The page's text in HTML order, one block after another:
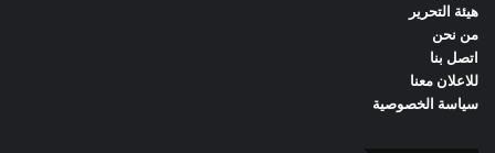
هيئة التحرير
من نحن
اتصل بنا
للاعلان معنا
سياسة الخصوصية